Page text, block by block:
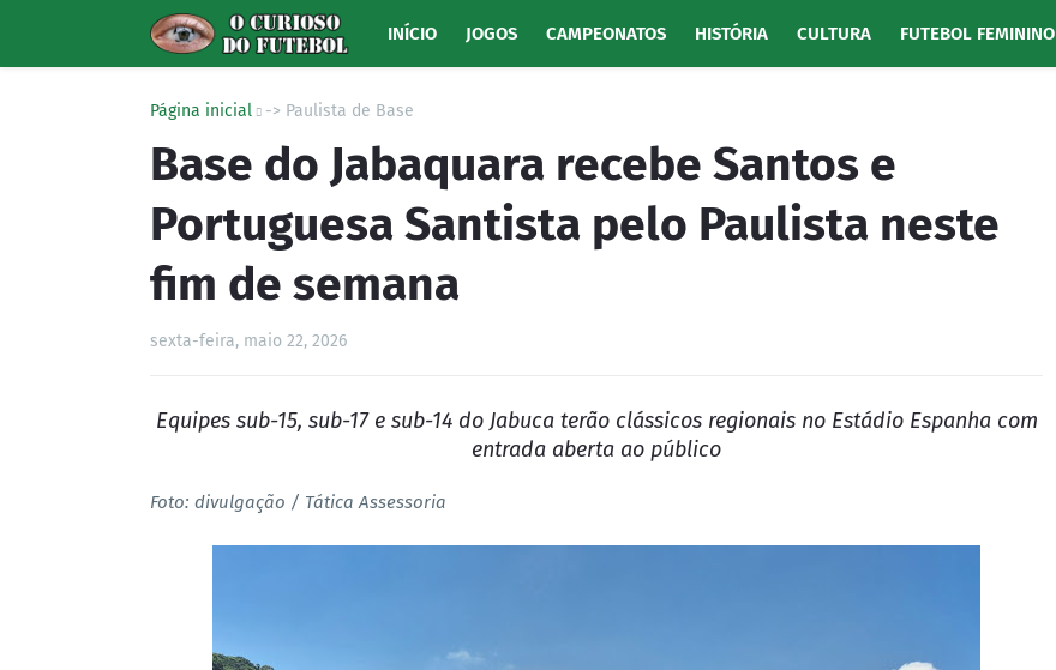
INÍCIO JOGOS CAMPEONATOS HISTÓRIA CULTURA FUTEBOL FEMININO
Página inicial -> Paulista de Base
Base do Jabaquara recebe Santos e
Portuguesa Santista pelo Paulista neste
fim de semana
sexta-feira, maio 22, 2026
Equipes sub-15, sub-17 e sub-14 do Jabuca terão clássicos regionais no Estádio Espanha com
entrada aberta ao público
Foto: divulgação / Tática Assessoria